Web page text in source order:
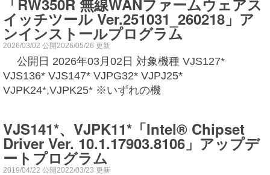
「RW350R 無線WANファームウェアス
イッチツール Ver.251031_260218」ア
ンインストールプログラム
2026/03/02 公開2026/05/26 更新
公開日 2026年03月02日 対象機種 VJS127*
VJS136* VJS147* VJPG32* VJPJ25*
VJPK24*,VJPK25* ※いずれの機
VJS141*、VJPK11*「Intel® Chipset
Driver Ver. 10.1.17903.8106」アップデ
ートプログラム
2019/04/22 公開2022/03/23 更新